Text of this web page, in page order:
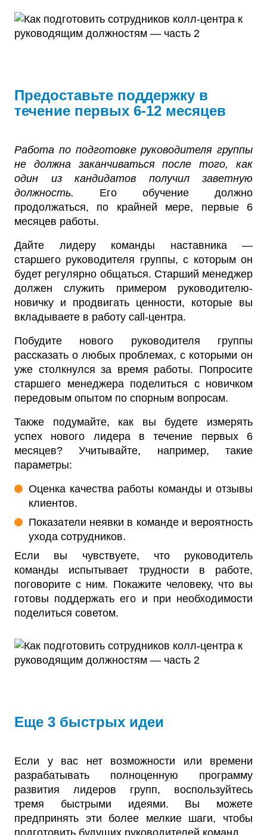
Предоставьте поддержку в
течение первых 6-12 месяцев
Работа по подготовке руководителя группы
не должна заканчиваться после того, как
один из кандидатов получил заветную
должность. Его обучение должно
продолжаться, по крайней мере, первые 6
месяцев работы.
Дайте лидеру команды наставника —
старшего руководителя группы, с которым он
будет регулярно общаться. Старший менеджер
должен служить примером руководителю-
новичку и продвигать ценности, которые вы
вкладываете в работу call-центра.
Побудите нового руководителя группы
рассказать о любых проблемах, с которыми он
уже столкнулся за время работы. Попросите
старшего менеджера поделиться с новичком
передовым опытом по спорным вопросам.
Также подумайте, как вы будете измерять
успех нового лидера в течение первых 6
месяцев? Учитывайте, например, такие
параметры:
Оценка качества работы команды и отзывы
клиентов.
Показатели неявки в команде и вероятность
ухода сотрудников.
Если вы чувствуете, что руководитель
команды испытывает трудности в работе,
поговорите с ним. Покажите человеку, что вы
готовы поддержать его и при необходимости
поделиться советом.
Еще 3 быстрых идеи
Если у вас нет возможности или времени
разрабатывать полноценную программу
развития лидеров групп, воспользуйтесь
тремя быстрыми идеями. Вы можете
предпринять эти более мелкие шаги, чтобы
подготовить будущих руководителей команд.